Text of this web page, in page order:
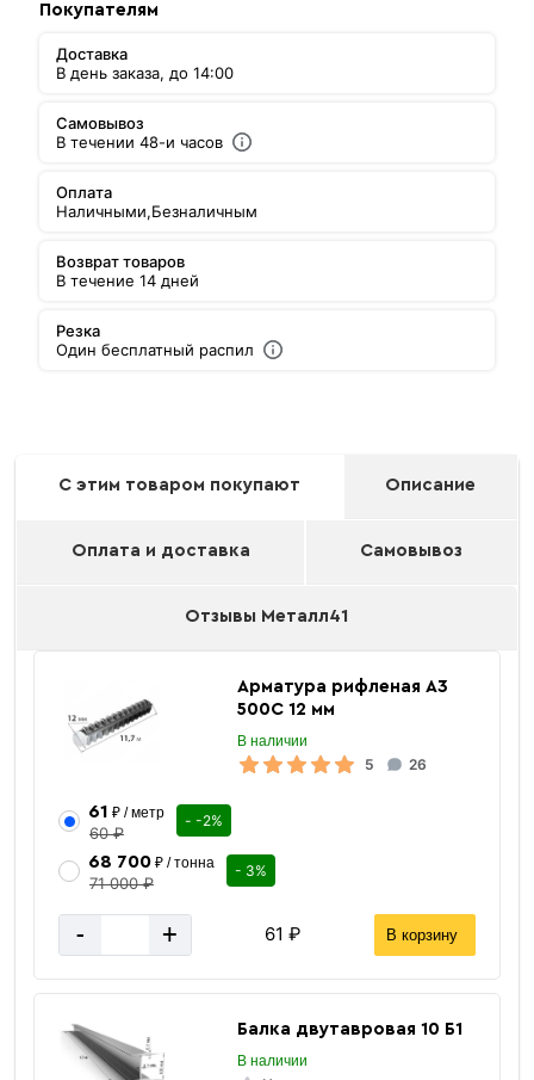
Покупателям
Доставка
В день заказа, до 14:00
Самовывоз
В течении 48-и часов
Оплата
Наличными,Безналичным
Возврат товаров
В течение 14 дней
Резка
Один бесплатный распил
С этим товаром покупают Описание
Оплата и доставка Самовывоз
Отзывы Металл41
Арматура рифленая А3
500С 12 мм
В наличии
5 26
61 ₽ / метр
60 ₽
- -2%
68 700₽ / тонна
71 000 ₽
- 3%
- + 61 ₽ В корзину
Балка двутавровая 10 Б1
В наличии